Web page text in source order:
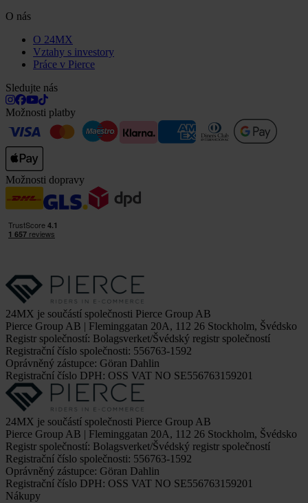
O nás
O 24MX
Vztahy s investory
Práce v Pierce
Sledujte nás
Možnosti platby
Možnosti dopravy
24MX je součástí společnosti Pierce Group AB
Pierce Group AB | Fleminggatan 20A, 112 26 Stockholm, Švédsko
Registr společností: Bolagsverket/Švédský registr společností
Registrační číslo společnosti: 556763-1592
Oprávněný zástupce: Göran Dahlin
Registrační číslo DPH: OSS VAT NO SE556763159201
24MX je součástí společnosti Pierce Group AB
Pierce Group AB | Fleminggatan 20A, 112 26 Stockholm, Švédsko
Registr společností: Bolagsverket/Švédský registr společností
Registrační číslo společnosti: 556763-1592
Oprávněný zástupce: Göran Dahlin
Registrační číslo DPH: OSS VAT NO SE556763159201
Nákupy